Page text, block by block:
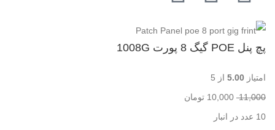
پچ پنل POE گیگ 8 پورت 1008G
امتیاز 5.00 از 5
11,000
10,000 تومان
10 عدد در انبار